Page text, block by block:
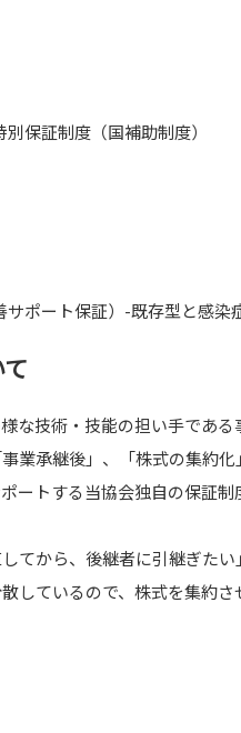
保証制度（国補助制度）
ポート保証）-既存型と感染
な技術・技能の担い手であ
業承継後」、「株式の集約
ートする当協会独自の保証制
てから、後継者に引継ぎた
しているので、株式を集約